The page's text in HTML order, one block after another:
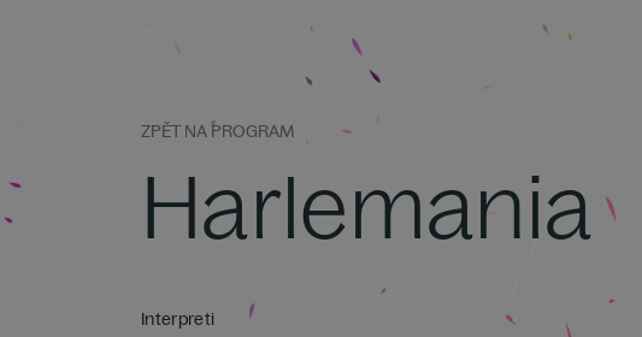
ZPĚT NA PROGRAM
Harlemania
Interpreti